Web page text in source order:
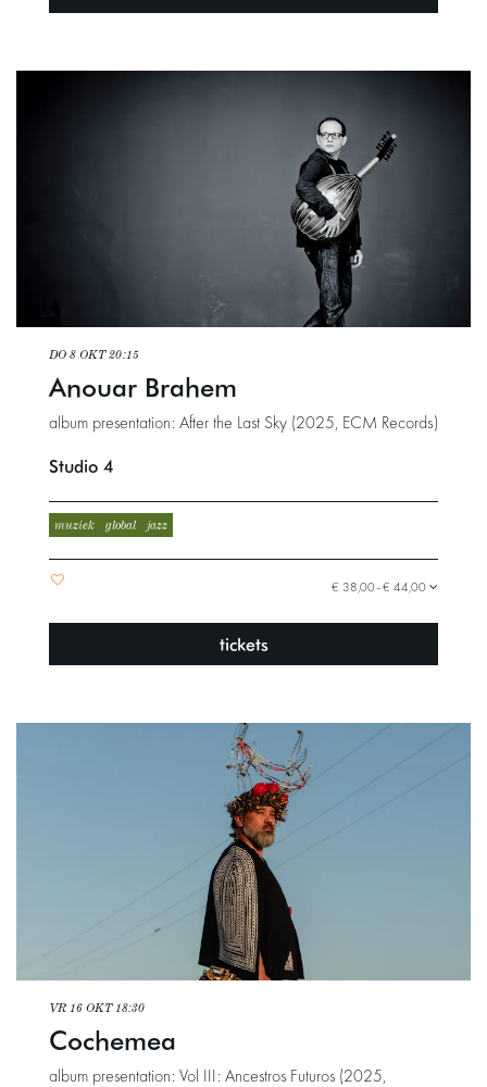
Anouar Brahem
album presentation: After the Last Sky (2025, ECM Records)
DO 8 OKT20:15
Studio 4
muziek global jazz
€ 38,00–€ 44,00
tickets
Cochemea
album presentation: Vol III: Ancestros Futuros (2025,
VR 16 OKT18:30